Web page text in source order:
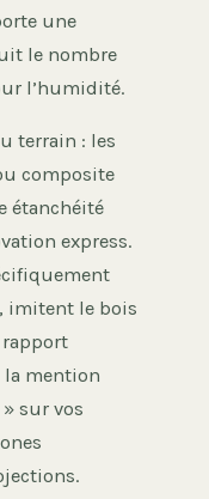
une
le nombre
l’humidité.
terrain : les
composite
étanchéité
express.
imitent le bois
mention
sur vos